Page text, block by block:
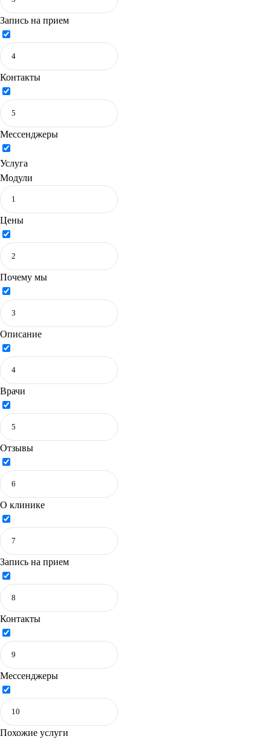
Запись на прием
Контакты
Мессенджеры
Услуга
Модули
Цены
Почему мы
Описание
Врачи
Отзывы
О клинике
Запись на прием
Контакты
Мессенджеры
Похожие услуги